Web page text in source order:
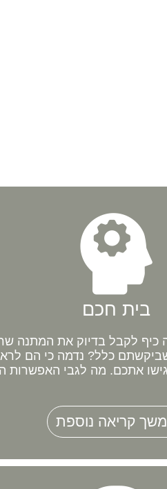
בית חכם
כיף לקבל בדיוק את המתנה
שביקשתם כלל? נדמה כי הם
אתכם. מה לגבי האפשרות
קריאה נוספת